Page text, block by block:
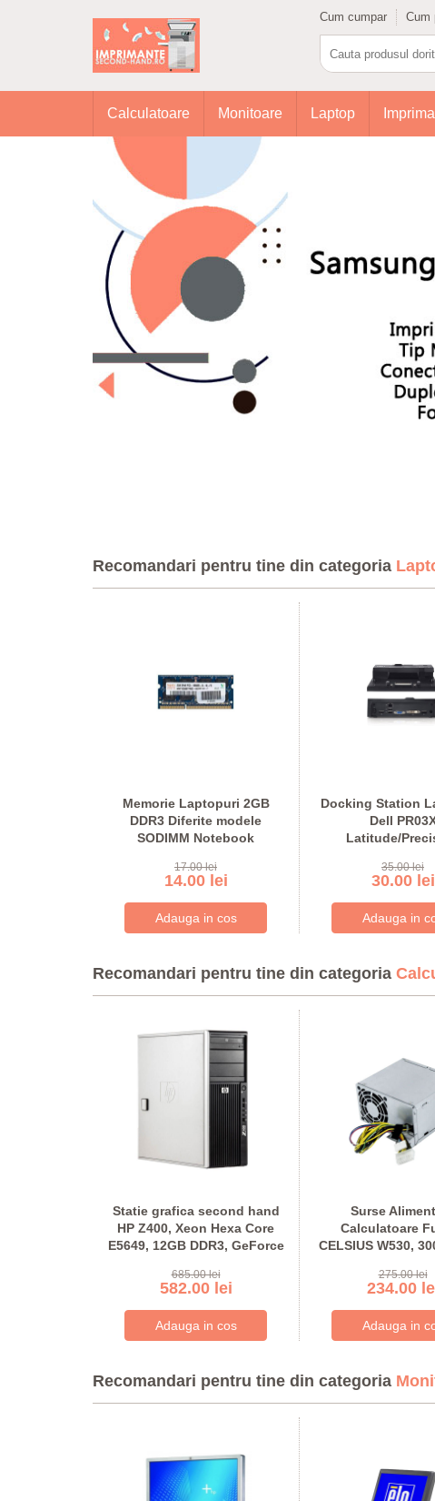
Cum cumpar Cum
Calculatoare Monitoare Laptop
Recomandari pentru tine din categoria
Memorie Laptopuri 2GB
DDR3 Diferite modele
SODIMM Notebook
17.00 lei
14.00 lei
Docking Station
Dell
Latitude/
35.00 lei
30.00 lei
Recomandari pentru tine din categoria
Statie grafica second hand
HP Z400, Xeon Hexa Core
E5649, 12GB DDR3, GeForce
685.00 lei
582.00 lei
Surse
Calculatoare
CELSIUS W530,
275.00 lei
234.00
Recomandari pentru tine din categoria